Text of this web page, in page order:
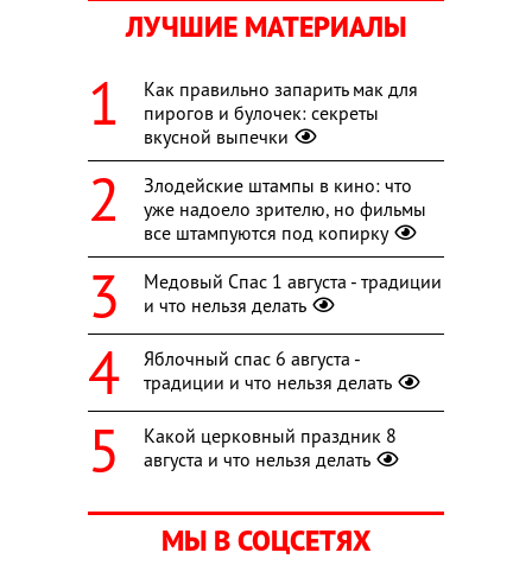
ЛУЧШИЕ МАТЕРИАЛЫ
Как правильно запарить мак для
пирогов и булочек: секреты
вкусной выпечки
Злодейские штампы в кино: что
уже надоело зрителю, но фильмы
все штампуются под копирку
Медовый Спас 1 августа - традиции
и что нельзя делать
Яблочный спас 6 августа -
традиции и что нельзя делать
Какой церковный праздник 8
августа и что нельзя делать
МЫ В СОЦСЕТЯХ